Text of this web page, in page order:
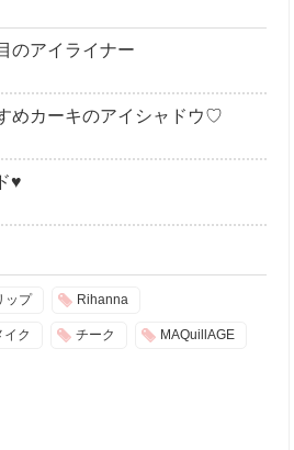
のアイライナー
めカーキのアイシャドウ♡
♥
ップ Rihanna
イク チーク MAQuillAGE